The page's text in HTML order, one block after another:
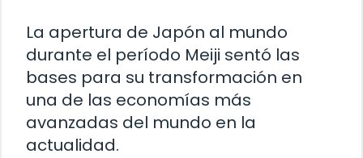
La apertura de Japón al mundo
durante el período Meiji sentó las
bases para su transformación en
una de las economías más
avanzadas del mundo en la
actualidad.